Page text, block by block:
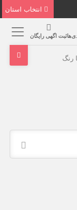
ثبت اگهی رایگان
رنگ